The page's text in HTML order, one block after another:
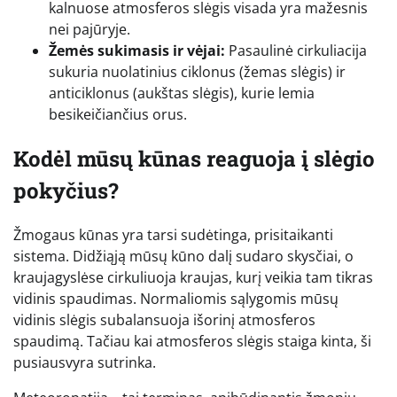
kalnuose atmosferos slėgis visada yra mažesnis
nei pajūryje.
Žemės sukimasis ir vėjai: Pasaulinė cirkuliacija
sukuria nuolatinius ciklonus (žemas slėgis) ir
anticiklonus (aukštas slėgis), kurie lemia
besikeičiančius orus.
Kodėl mūsų kūnas reaguoja į slėgio
pokyčius?
Žmogaus kūnas yra tarsi sudėtinga, prisitaikanti
sistema. Didžiąją mūsų kūno dalį sudaro skysčiai, o
kraujagyslėse cirkuliuoja kraujas, kurį veikia tam tikras
vidinis spaudimas. Normaliomis sąlygomis mūsų
vidinis slėgis subalansuoja išorinį atmosferos
spaudimą. Tačiau kai atmosferos slėgis staiga kinta, ši
pusiausvyra sutrinka.